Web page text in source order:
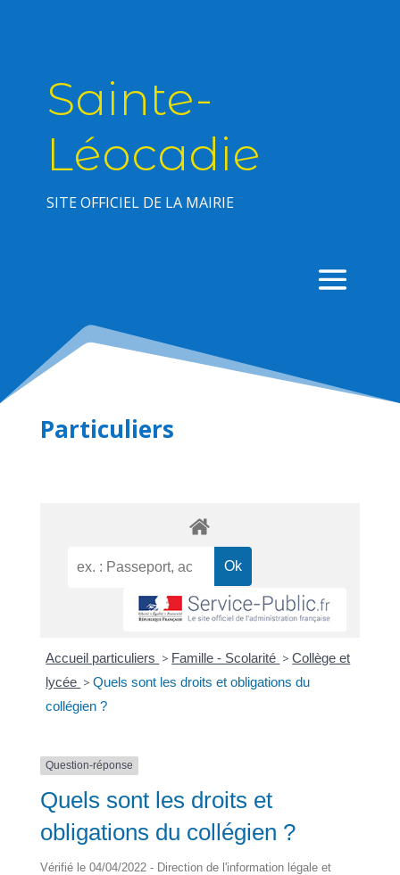
Sainte-
Léocadie
SITE OFFICIEL DE LA MAIRIE
Particuliers
Accueil particuliers > Famille - Scolarité > Collège et
lycée > Quels sont les droits et obligations du
collégien ?
Question-réponse
Quels sont les droits et
obligations du collégien ?
Vérifié le 04/04/2022 - Direction de l'information légale et